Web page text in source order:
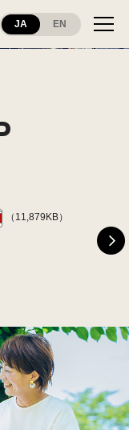
（11,879KB）
JA EN